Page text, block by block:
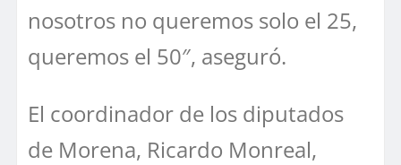
nosotros no queremos solo el 25,
queremos el 50″, aseguró.
El coordinador de los diputados
de Morena, Ricardo Monreal,